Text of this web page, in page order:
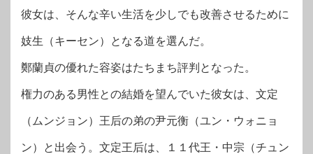
彼女は、そんな辛い生活を少しでも改善させるために
妓生（キーセン）となる道を選んだ。
鄭蘭貞の優れた容姿はたちまち評判となった。
権力のある男性との結婚を望んでいた彼女は、文定
（ムンジョン）王后の弟の尹元衡（ユン・ウォニョ
ン）と出会う。文定王后は、１１代王・中宗（チュン